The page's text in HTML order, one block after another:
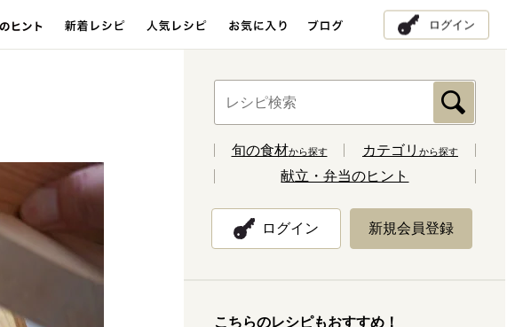
ログイン
旬の食材から探す カテゴリ から探す
献立・弁当のヒント
ログイン 新規会員登録
こちらのレシピもおすすめ！